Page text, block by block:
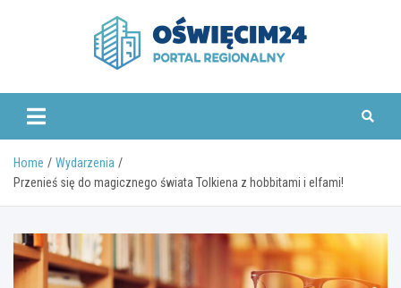
www.oswiecim24.pl
Home
Wydarzenia
Przenieś się do magicznego świata Tolkiena z hobbitami i elfami!